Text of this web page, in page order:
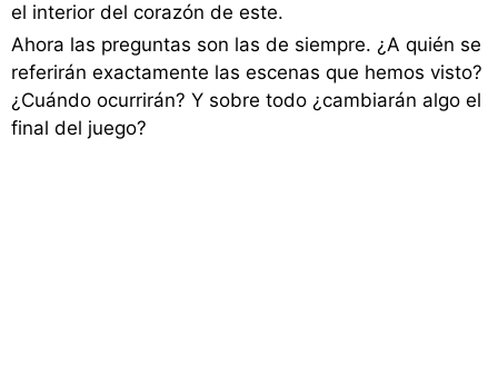
el interior del corazón de este.
Ahora las preguntas son las de siempre. ¿A quién se
referirán exactamente las escenas que hemos visto?
¿Cuándo ocurrirán? Y sobre todo ¿cambiarán algo el
final del juego?